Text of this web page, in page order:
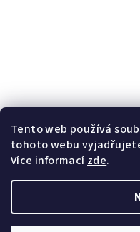
Tento web používá
tohoto webu
Více informacízde.